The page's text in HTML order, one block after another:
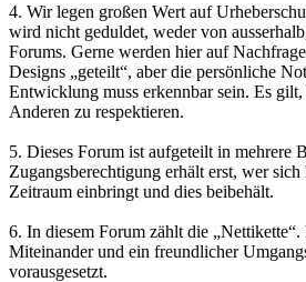
4. Wir legen großen Wert auf
wird nicht geduldet, weder von
Forums. Gerne werden hier auf
Designs „geteilt“, aber die persönliche
Entwicklung muss erkennbar sein. Es
Anderen zu respektieren.
5. Dieses Forum ist aufgeteilt in mehrere
Zugangsberechtigung erhält erst, wer
Zeitraum einbringt und dies beibehält.
6. In diesem Forum zählt die
Miteinander und ein freundlicher
vorausgesetzt.